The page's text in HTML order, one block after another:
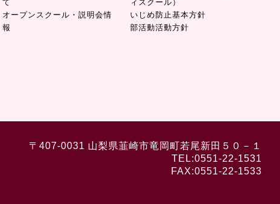
て
オープンスクール・説明会情
報
ィスクール）
いじめ防止基本方針
部活動活動方針
〒407-0031 山梨県韮崎市竜岡町若尾新田５０－１
TEL:0551-22-1531
FAX:0551-22-1533